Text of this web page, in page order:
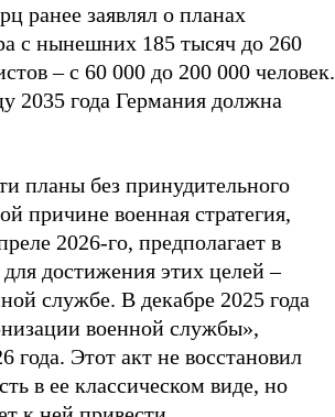
ранее заявлял о планах
с нынешних 185 тысяч до 260
– с 60 000 до 200 000 человек.
2035 года Германия должна
планы без принудительного
причине военная стратегия,
2026-го, предполагает в
достижения этих целей –
службе. В декабре 2025 года
военной службы»,
года. Этот акт не восстановил
в ее классическом виде, но